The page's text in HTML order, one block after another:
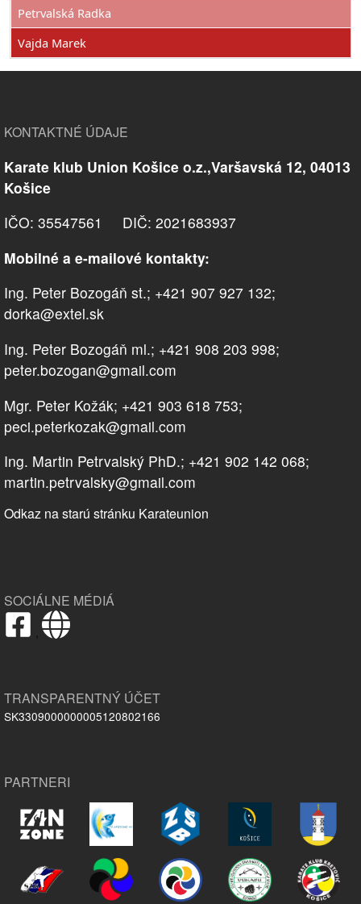
Petrvalská Radka
Vajda Marek
KONTAKTNÉ ÚDAJE
Karate klub Union Košice o.z.,Varšavská 12, 04013
Košice
IČO: 35547561 DIČ: 2021683937
Mobilné a e-mailové kontakty:
Ing. Peter Bozogáň st.; +421 907 927 132;
dorka@extel.sk
Ing. Peter Bozogáň ml.; +421 908 203 998;
peter.bozogan@gmail.com
Mgr. Peter Kožák; +421 903 618 753;
peci.peterkozak@gmail.com
Ing. Martin Petrvalský PhD.; +421 902 142 068;
martin.petrvalsky@gmail.com
Odkaz na starú stránku Karateunion
SOCIÁLNE MÉDIÁ
,
TRANSPARENTNÝ ÚČET
SK3309000000005120802166
PARTNERI